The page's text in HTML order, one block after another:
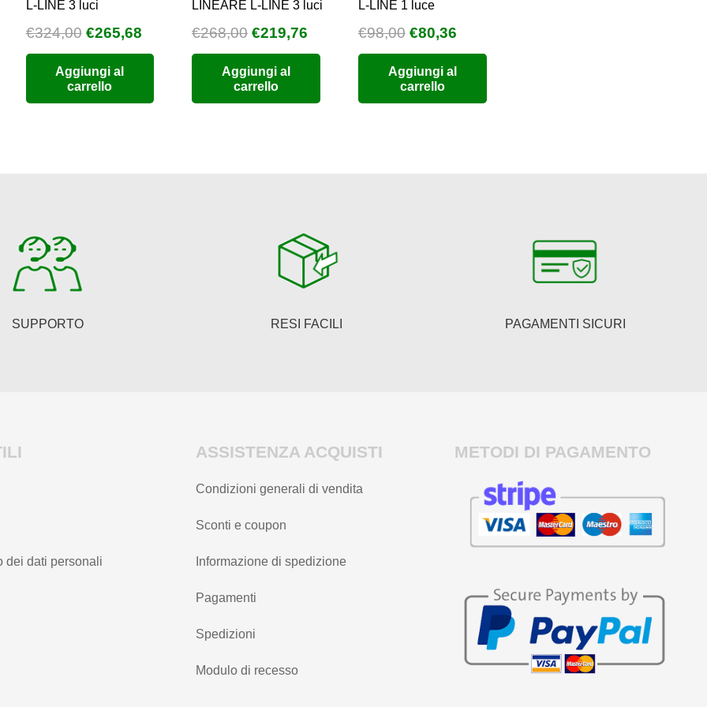
L-LINE 3 luci
€324,00 Il
prezzo
originale
era:
€265,68Il
prezzo
Aggiungi al
carrello
LINEARE L-LINE 3 luci
€268,00 Il
prezzo
originale
era:
€219,76
prezzo
Aggiungi al
carrello
L-LINE 1 luce
€98,00 Il
prezzo
originale
era:
€80,36Il
prezzo
attuale
Aggiungi al
carrello
SUPPORTO RESI FACILI PAGAMENTI SICURI
dei dati personali
ASSISTENZA ACQUISTI
Condizioni generali di vendita
Sconti e coupon
Informazione di spedizione
Pagamenti
Spedizioni
Modulo di recesso
METODI DI PAGAMENTO